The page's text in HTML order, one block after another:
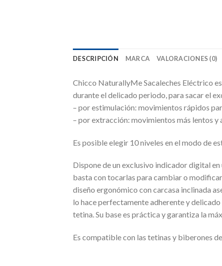
DESCRIPCIÓN MARCA VALORACIONES (0)
Chicco NaturallyMe Sacaleches Eléctrico
durante el delicado periodo, para sacar el
– por estimulación: movimientos rápidos
– por extracción: movimientos más lentos y
Es posible elegir 10 niveles en el modo de
Dispone de un exclusivo indicador digital
basta con tocarlas para cambiar o
diseño ergonómico con carcasa inclinada
lo hace perfectamente adherente y
tetina. Su base es práctica y garantiza la
Es compatible con las tetinas y biberones